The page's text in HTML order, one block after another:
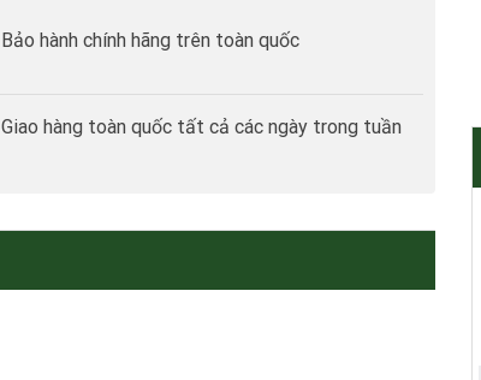
Bảo hành chính hãng trên toàn quốc
Giao hàng toàn quốc tất cả các ngày trong tuần